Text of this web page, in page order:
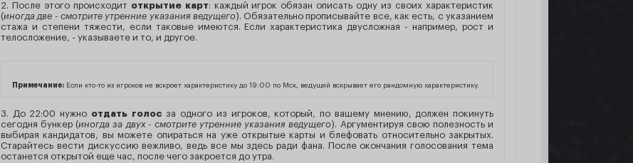
2. После этого происходит открытие карт: каждый игрок обязан описать одну из своих характеристик
(иногда две - смотрите утренние указания ведущего). Обязательно прописывайте все, как есть, с указанием
стажа и степени тяжести, если таковые имеются. Если характеристика двусложная - например, рост и
телосложение, - указываете и то, и другое.
Примечание: Если кто-то из игроков не вскроет характеристику до 19:00 по Мск, ведущий вскрывает его рандомную характеристику.
3. До 22:00 нужно отдать голос за одного из игроков, который, по вашему мнению, должен покинуть
сегодня бункер (иногда за двух - смотрите утренние указания ведущего). Аргументируя свою полезность и
выбирая кандидатов, вы можете опираться на уже открытые карты и блефовать относительно закрытых.
Старайтесь вести дискуссию вежливо, ведь все мы здесь ради фана. После окончания голосования тема
останется открытой еще час, после чего закроется до утра.